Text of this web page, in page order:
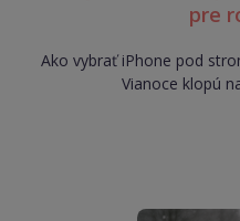
pre
Ako vybrať iPhone pod
Vianoce klopú